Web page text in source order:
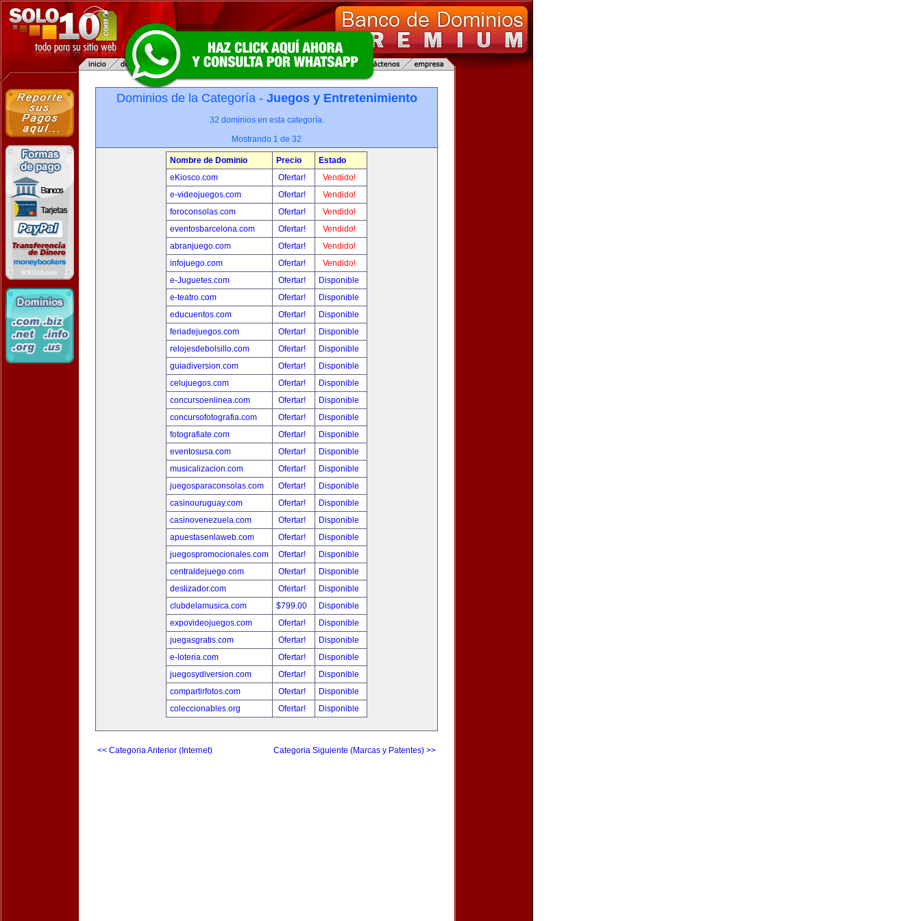
Dominios de la Categoría - Juegos y Entretenimiento
32 dominios en esta categoría.
Mostrando 1 de 32
Nombre de Dominio Precio
Estado
eKiosco.com
Ofertar!
Vendido!
e-videojuegos.com
Ofertar!
Vendido!
foroconsolas.com
Ofertar!
Vendido!
eventosbarcelona.com
Ofertar!
Vendido!
abranjuego.com
Ofertar!
Vendido!
infojuego.com
Ofertar!
Vendido!
e-Juguetes.com
Ofertar!
Disponible
e-teatro.com
Ofertar!
Disponible
educuentos.com
Ofertar!
Disponible
feriadejuegos.com
Ofertar!
Disponible
relojesdebolsillo.com
Ofertar!
Disponible
guiadiversion.com
Ofertar!
Disponible
celujuegos.com
Ofertar!
Disponible
concursoenlinea.com
Ofertar!
Disponible
concursofotografia.com
Ofertar!
Disponible
fotografiate.com
Ofertar!
Disponible
eventosusa.com
Ofertar!
Disponible
musicalizacion.com
Ofertar!
Disponible
juegosparaconsolas.com
Ofertar!
Disponible
casinouruguay.com
Ofertar!
Disponible
casinovenezuela.com
Ofertar!
Disponible
apuestasenlaweb.com
Ofertar!
Disponible
juegospromocionales.com
Ofertar!
Disponible
centraldejuego.com
Ofertar!
Disponible
deslizador.com
Ofertar!
Disponible
clubdelamusica.com
$799.00
Disponible
expovideojuegos.com
Ofertar!
Disponible
juegasgratis.com
Ofertar!
Disponible
e-loteria.com
Ofertar!
Disponible
juegosydiversion.com
Ofertar!
Disponible
compartirfotos.com
Ofertar!
Disponible
coleccionables.org
Ofertar! Disponible
<< Categoria Anterior (Internet) Categoria Siguiente (Marcas y Patentes) >>